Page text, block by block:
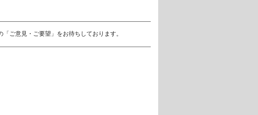
ご意見・ご要望」をお待ちしております。